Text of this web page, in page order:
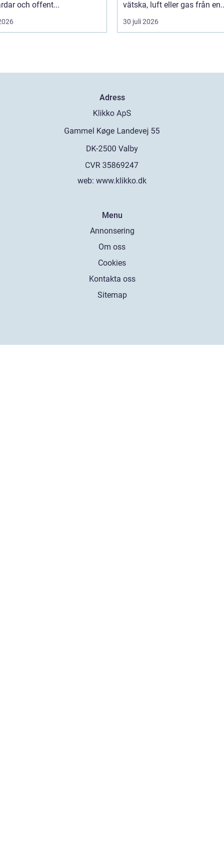
och offent...
vätska, luft eller gas från
30 juli 2026
Adress
web: www.klikko.dk
Menu
Annonsering
Om oss
Cookies
Kontakta oss
Sitemap